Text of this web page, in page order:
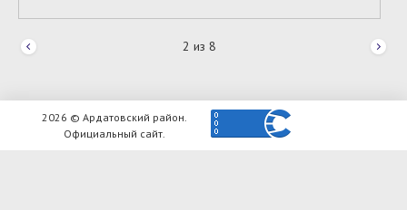
2 из 8
2026 © Ардатовский район.
Официальный сайт.